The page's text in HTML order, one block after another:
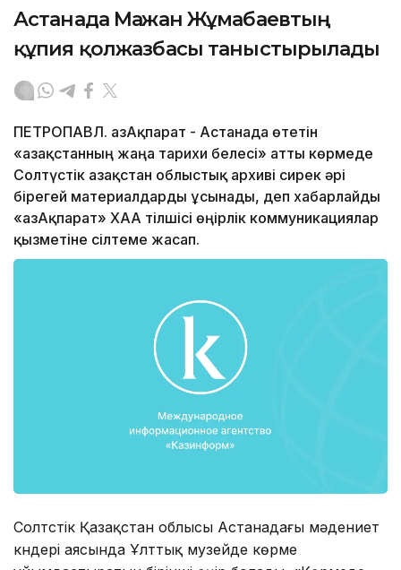
Астанада Мағжан Жұмабаевтың
құпия қолжазбасы таныстырылады
ПЕТРОПАВЛ. ҚазАқпарат - Астанада өтетін
«Қазақстанның жаңа тарихи белесі» атты көрмеде
Солтүстік Қазақстан облыстық архиві сирек әрі
бірегей материалдарды ұсынады, деп хабарлайды
«ҚазАқпарат» ХАА тілшісі өңірлік коммуникациялар
қызметіне сілтеме жасап.
Солтүстік Қазақстан облысы Астанадағы мәдениет
күндері аясында Ұлттық музейде көрме